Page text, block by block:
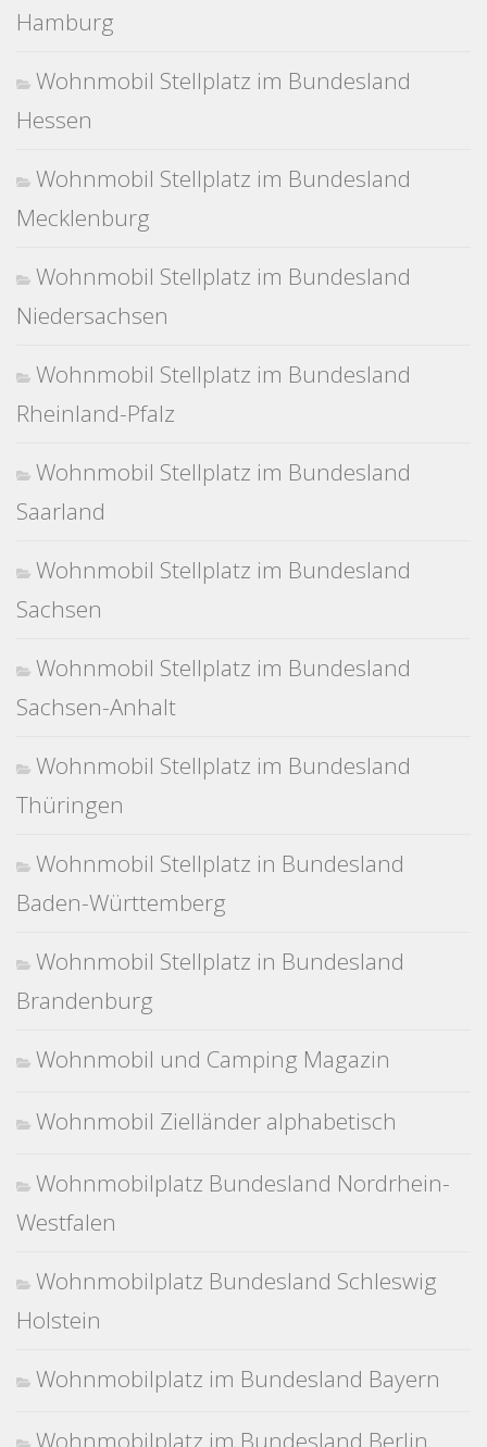
Hamburg
Wohnmobil Stellplatz im Bundesland
Hessen
Wohnmobil Stellplatz im Bundesland
Mecklenburg
Wohnmobil Stellplatz im Bundesland
Niedersachsen
Wohnmobil Stellplatz im Bundesland
Rheinland-Pfalz
Wohnmobil Stellplatz im Bundesland
Saarland
Wohnmobil Stellplatz im Bundesland
Sachsen
Wohnmobil Stellplatz im Bundesland
Sachsen-Anhalt
Wohnmobil Stellplatz im Bundesland
Thüringen
Wohnmobil Stellplatz in Bundesland
Baden-Württemberg
Wohnmobil Stellplatz in Bundesland
Brandenburg
Wohnmobil und Camping Magazin
Wohnmobil Zielländer alphabetisch
Wohnmobilplatz Bundesland Nordrhein-
Westfalen
Wohnmobilplatz Bundesland Schleswig
Holstein
Wohnmobilplatz im Bundesland Bayern
Wohnmobilplatz im Bundesland Berlin